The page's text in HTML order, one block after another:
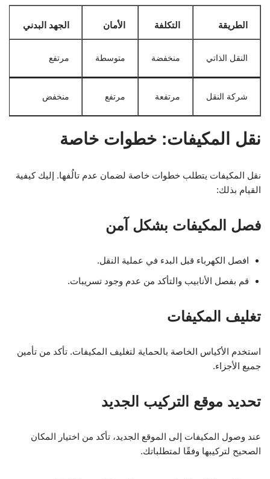
الطريقة التكلفة الأمان الجهد البدني
النقل الذاتي منخفضة متوسطة مرتفع
شركة النقل مرتفعة مرتفع منخفض
نقل المكيفات: خطوات خاصة
نقل المكيفات يتطلب خطوات خاصة لضمان عدم تالُفها. إليك كيفية
القيام بذلك:
فصل المكيفات بشكل آمن
افصل الكهرباء قبل البدء في عملية النقل.
قم بفصل الأنابيب والتأكد من عدم وجود تسريبات.
تغليف المكيفات
استخدم الأكياس الخاصة بالحماية لتغليف المكيفات. تأكد من تأمين
جميع الأجزاء.
تحديد موقع التركيب الجديد
عند وصول المكيفات إلى الموقع الجديد، تأكد من اختيار المكان
الصحيح لتركيبها وفقًا لمتطلباتك.